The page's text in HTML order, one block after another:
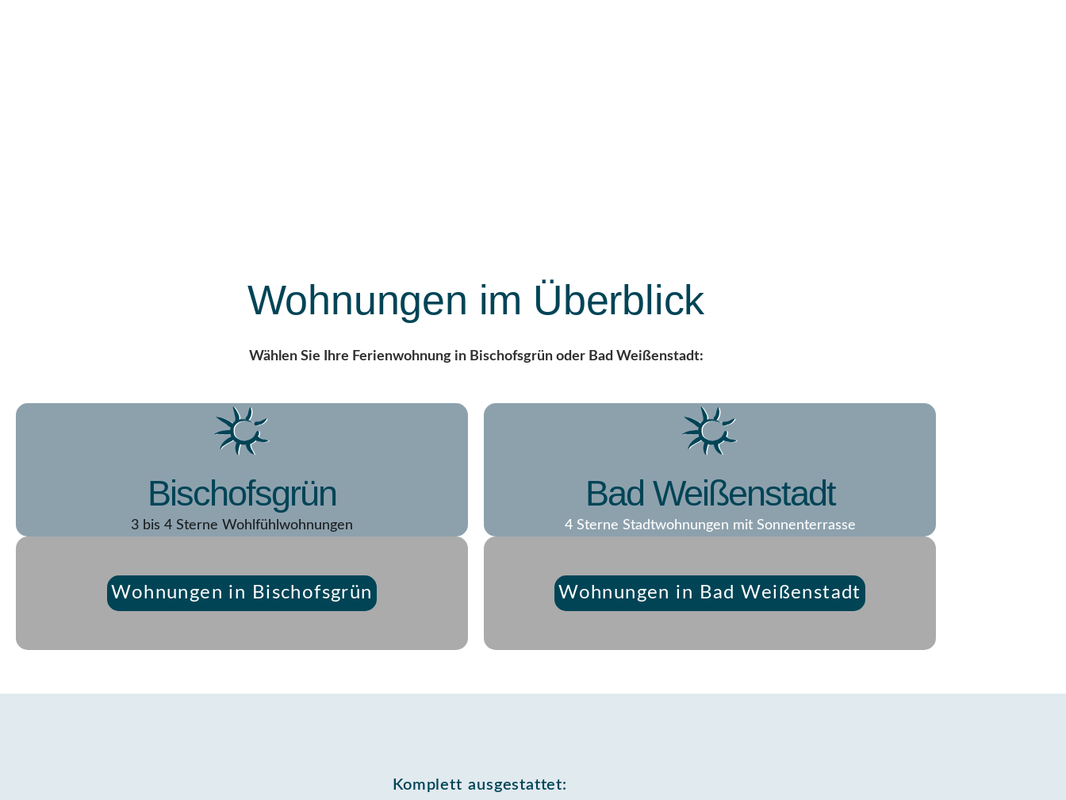
Wohnungen im Überblick
Wählen Sie Ihre Ferienwohnung in Bischofsgrün oder Bad Weißenstadt:
Bischofsgrün
3 bis 4 Sterne Wohlfühlwohnungen
Wohnungen in Bischofsgrün
Bad Weißenstadt
4 Sterne Stadtwohnungen mit Sonnenterrasse
Wohnungen in Bad Weißenstadt
Komplett ausgestattet: